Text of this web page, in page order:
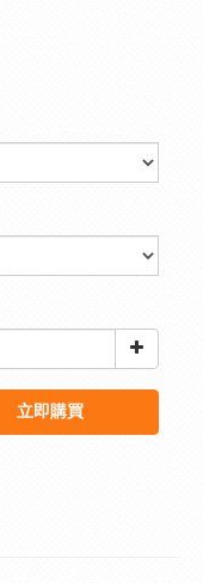
立即購買